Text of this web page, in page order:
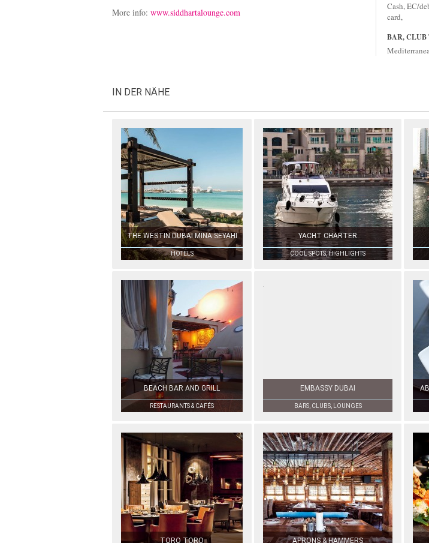
More info: www.siddhartalounge.com
Cash, EC/
card,
BAR, CLUB
IN DER NÄHE
THE WESTIN DUBAI MINA SEYAHI
HOTELS
YACHT CHARTER
COOL SPOTS, HIGHLIGHTS
BEACH BAR AND GRILL
RESTAURANTS & CAFÉS
EMBASSY DUBAI
BARS, CLUBS, LOUNGES
TORO TORO APRONS & HAMMERS